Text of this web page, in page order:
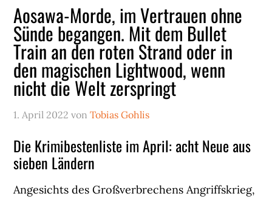
Aosawa-Morde, im Vertrauen ohne
Sünde begangen. Mit dem Bullet
Train an den roten Strand oder in
den magischen Lightwood, wenn
nicht die Welt zerspringt
1. April 2022 vonTobias Gohlis
Die Krimibestenliste im April: acht Neue aus
sieben Ländern
Angesichts des Großverbrechens Angriffskrieg,